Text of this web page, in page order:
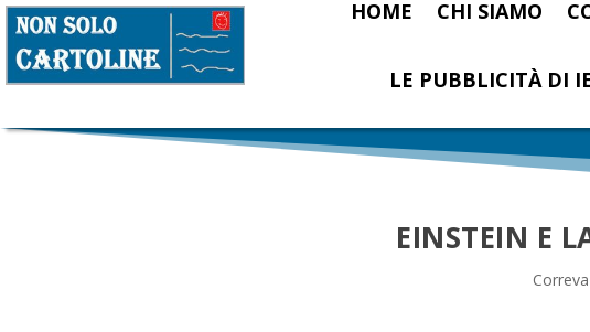
HOME CHI SIAMO
LE PUBBLICITÀ DI
EINSTEIN E